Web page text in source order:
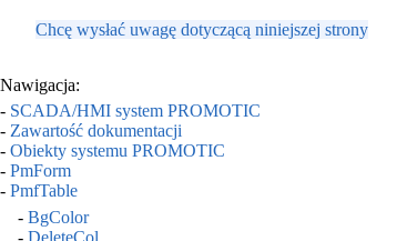
Chcę wysłać uwagę dotyczącą niniejszej strony
Nawigacja:
- SCADA/HMI system PROMOTIC
- Zawartość dokumentacji
- Obiekty systemu PROMOTIC
- PmForm
- PmfTable
- BgColor
- DeleteCol